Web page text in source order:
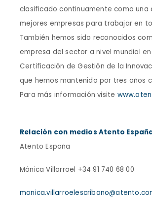
clasificado continuamente como una
mejores empresas para trabajar en
También hemos sido reconocidos
empresa del sector a nivel mundial
Certificación de Gestión de la
que hemos mantenido por tres años
Para más información visite
Relación con medios Atento
Atento España
Mónica Villarroel +34 91 740 68 00